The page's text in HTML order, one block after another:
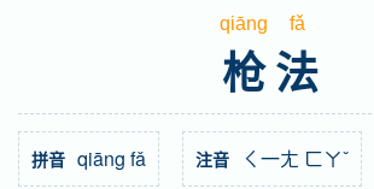
qiāng fǎ
枪法
拼音 qiāng fǎ 注音 ㄑ一ㄤ ㄈㄚˇ